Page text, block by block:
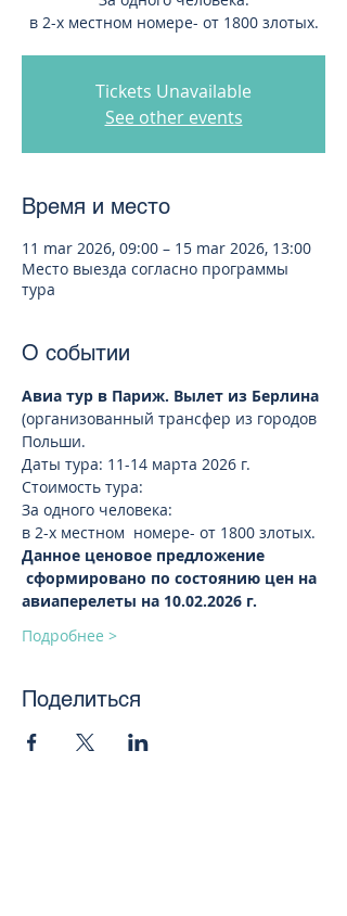
в 2-х местном номере- от 1800 злотых.
Tickets Unavailable
See other events
Время и место
11 mar 2026, 09:00 – 15 mar 2026, 13:00
Место выезда согласно программы
тура
О событии
Авиа тур в Париж. Вылет из Берлина
(организованный трансфер из городов
Польши.
Даты тура: 11-14 марта 2026 г.
Стоимость тура:
За одного человека:
в 2-х местном  номере- от 1800 злотых.
Данное ценовое предложение
сформировано по состоянию цен на
авиаперелеты на 10.02.2026 г.
Подробнее >
Поделиться